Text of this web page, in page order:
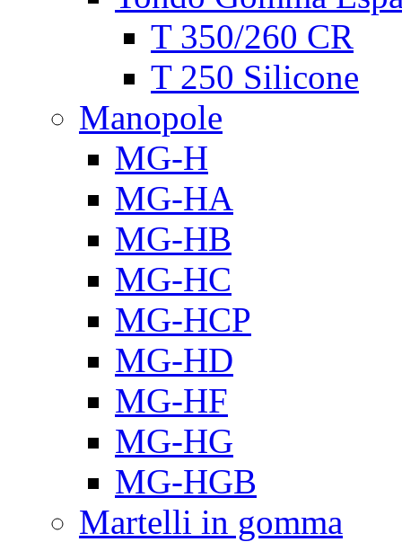
T 350/260 CR
T 250 Silicone
Manopole
MG-H
MG-HA
MG-HB
MG-HC
MG-HCP
MG-HD
MG-HF
MG-HG
MG-HGB
Martelli in gomma